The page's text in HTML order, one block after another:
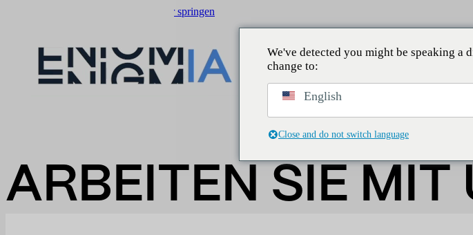
Zum Footer springen
ARBEITEN SIE MIT
We've detected you might be speaking a
change to:
English
Close and do not switch language